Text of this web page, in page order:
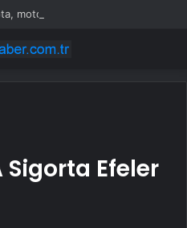
Efeler